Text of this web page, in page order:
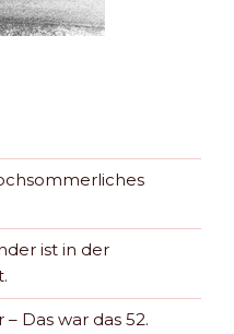
ist in der
Das war das 52.